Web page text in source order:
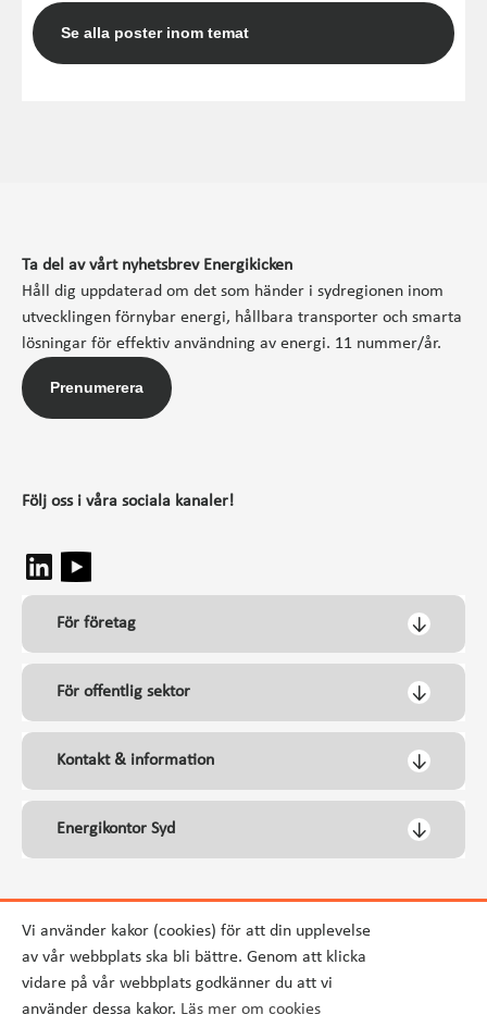
Vi använder kakor (cookies) för att din upplevelse
av vår webbplats ska bli bättre. Genom att klicka
vidare på vår webbplats godkänner du att vi
använder dessa kakor. Läs mer om cookies
Se alla poster inom temat
Ta del av vårt nyhetsbrev Energikicken
Håll dig uppdaterad om det som händer i sydregionen inom
utvecklingen förnybar energi, hållbara transporter och smarta
lösningar för effektiv användning av energi. 11 nummer/år.
Prenumerera
Följ oss i våra sociala kanaler!
För företag
För offentlig sektor
Kontakt & information
Energikontor Syd